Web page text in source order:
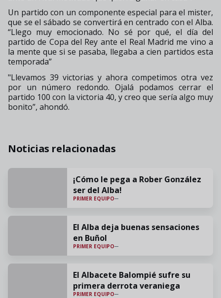
Un partido con un componente especial para el mister,
que se el sábado se convertirá en centrado con el Alba.
“Llego muy emocionado. No sé por qué, el día del
partido de Copa del Rey ante el Real Madrid me vino a
la mente que si se pasaba, llegaba a cien partidos esta
temporada”
"Llevamos 39 victorias y ahora competimos otra vez
por un número redondo. Ojalá podamos cerrar el
partido 100 con la victoria 40, y creo que sería algo muy
bonito”, ahondó.
Noticias relacionadas
¡Cómo le pega a Rober González
ser del Alba!
PRIMER EQUIPO
El Alba deja buenas sensaciones
en Buñol
PRIMER EQUIPO
El Albacete Balompié sufre su
primera derrota veraniega
PRIMER EQUIPO